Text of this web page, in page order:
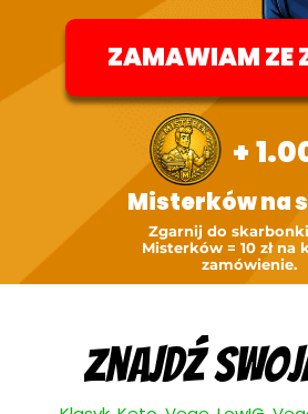
ZAMAWIAM ZE
+
Misterków na
Zgarnij do
Misterków = 10 zł na
zamówienie.
znajdź